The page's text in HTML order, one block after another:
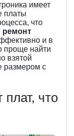
имеет
платы
что
ремонт
и в
проще найти
взятой
размером с
что